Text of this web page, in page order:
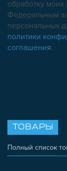
обработку
Федеральным
персональных
политики
соглашения.
ТОВАРЫ
Полный список